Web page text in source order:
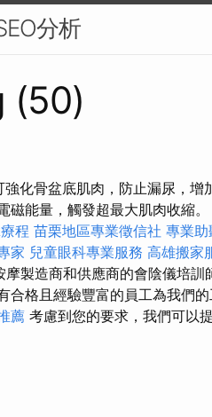
分析
(50)
化骨盆底肌肉，防止漏尿，增
磁能量，觸發超最大肌肉收縮。
程 苗栗地區專業徵信社 專業助
家 兒童眼科專業服務 高雄搬家
製造商和供應商的會陰儀培訓
合格且經驗豐富的員工為我們的
薦 考慮到您的要求，我們可以